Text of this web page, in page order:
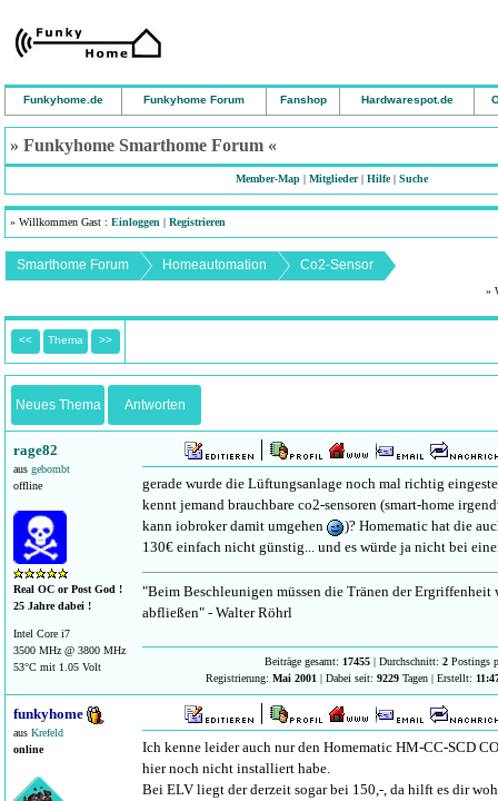
Funkyhome.de Funkyhome Forum Fanshop Hardwarespot.de
» Funkyhome Smarthome Forum «
Member-Map | Mitglieder| Hilfe| Suche
» Willkommen Gast : Einloggen | Registrieren
Smarthome Forum Homeautomation Co2-Sensor
»
<< Thema >>
Neues Thema Antworten
rage82
aus gebombt
offline
Real OC or Post God !
25 Jahre dabei !
Intel Core i7
3500 MHz @ 3800 MHz
53°C mit 1.05 Volt
gerade wurde die Lüftungsanlage noch mal richtig
kennt jemand brauchbare co2-sensoren (smart-home
kann iobroker damit umgehen
)? Homematic hat die
130€ einfach nicht günstig... und es würde ja nicht bei
"Beim Beschleunigen müssen die Tränen der Ergriffenheit
abfließen" - Walter Röhrl
Beiträge gesamt: 17455 | Durchschnitt: 2 Postings
Registrierung: Mai 2001 | Dabei seit: 9229 Tagen | Erstellt:
funkyhome
aus Krefeld
online
Ich kenne leider auch nur den Homematic HM-CC-SCD
hier noch nicht installiert habe.
Bei ELV liegt der derzeit sogar bei 150,-, da hilft es dir